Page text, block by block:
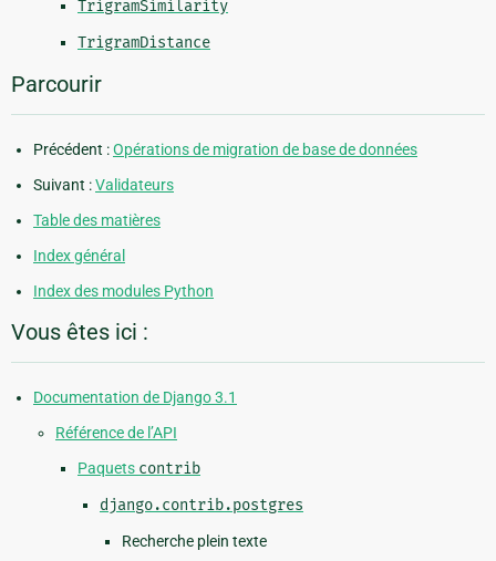
TrigramSimilarity
TrigramDistance
Parcourir
Précédent :Opérations de migration de base de données
Suivant :Validateurs
Table des matières
Index général
Index des modules Python
Vous êtes ici :
Documentation de Django 3.1
Référence de l’API
Paquets contrib
django.contrib.postgres
Recherche plein texte